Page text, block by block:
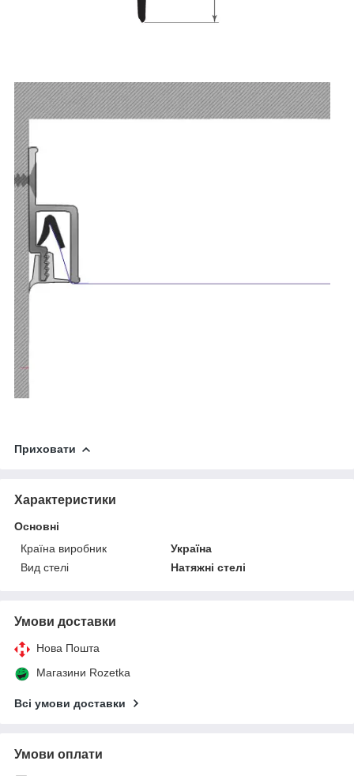
Приховати
Характеристики
Основні
Країна виробник
Україна
Вид стелі
Натяжні стелі
Умови доставки
Нова Пошта
Магазини Rozetka
Всі умови доставки
Умови оплати